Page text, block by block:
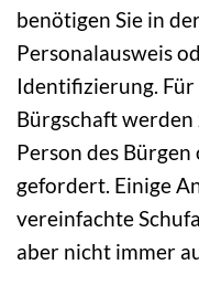
benötigen Sie in
Personalausweis
Identifizierung.
Bürgschaft
Person des
gefordert. Einige
vereinfachte
aber nicht immer